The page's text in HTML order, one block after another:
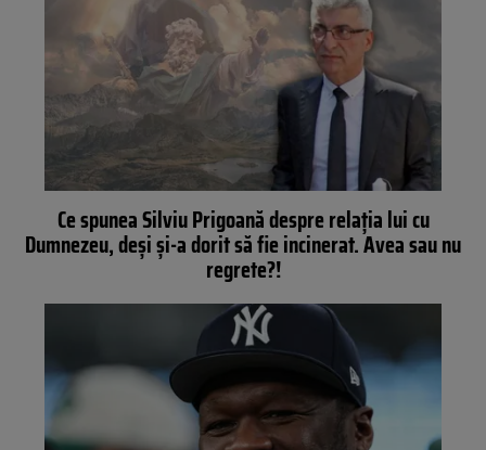
Ce spunea Silviu Prigoană despre relația lui cu
Dumnezeu, deși și-a dorit să fie incinerat. Avea sau nu
regrete?!